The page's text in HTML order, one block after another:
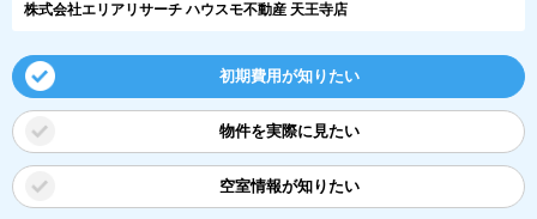
株式会社エリアリサーチ ハウスモ不動産 天王寺店
初期費用が知りたい
物件を実際に見たい
空室情報が知りたい